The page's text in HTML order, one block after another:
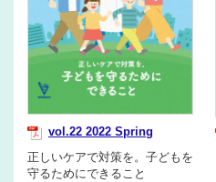
vol.22 2022 Spring
正しいケアで対策を。子どもを
守るためにできること